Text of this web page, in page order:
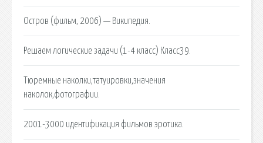
Остров (фильм, 2006) — Википедия.
Решаем логические задачи (1-4 класс) Класс39.
Тюремные наколки,татуировки,значения
наколок,фотографии.
2001-3000 идентификация фильмов эротика.